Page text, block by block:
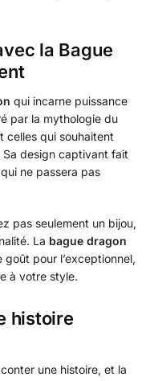
la Bague
qui incarne puissance
par la mythologie du
celles qui souhaitent
design captivant fait
ne passera pas
pas seulement un bijou,
La bague dragon
pour l’exceptionnel,
à votre style.
histoire
une histoire, et la